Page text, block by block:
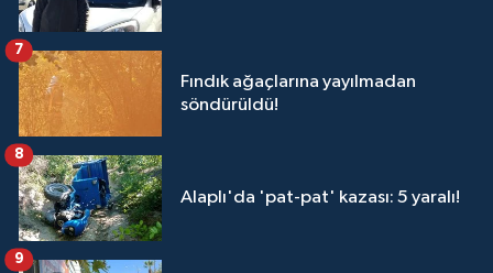
Fındık ağaçlarına yayılmadan
söndürüldü!
7
Alaplı'da 'pat-pat' kazası: 5 yaralı!
8
9